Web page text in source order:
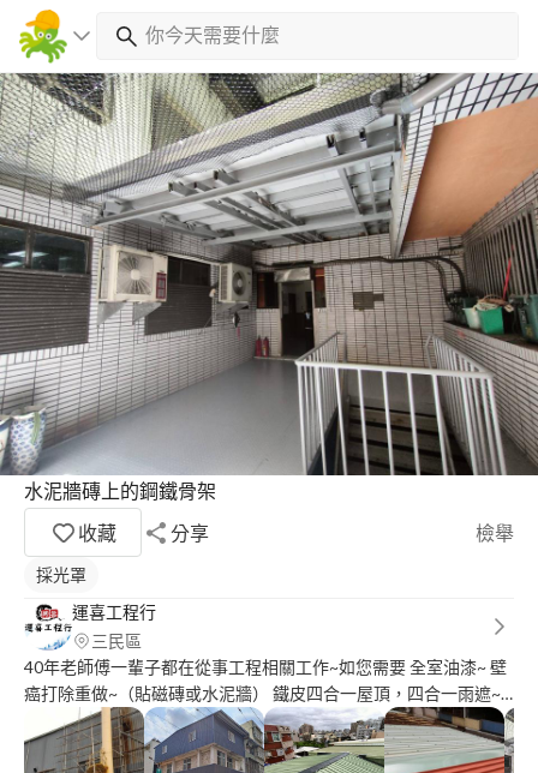
水泥牆磚上的鋼鐵骨架
收藏
分享 檢舉
採光罩
運喜工程行
三民區
40年老師傅一輩子都在從事工程相關工作~如您需要 全室油漆~ 壁
癌打除重做~（貼磁磚或水泥牆） 鐵皮四合一屋頂，四合一雨遮~
外牆穿鐵衣~ 外牆防水~ 頂樓防水~ 衛浴翻新~ 老屋翻新~ 輕鋼架天
花板~ 舊物拆除清運~ 皆可施工 引領年輕一輩優質團隊 重視品質、